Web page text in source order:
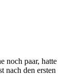
noch paar, hatte
nach den ersten